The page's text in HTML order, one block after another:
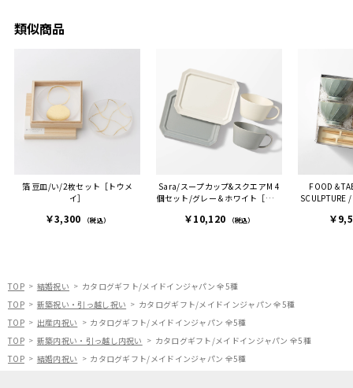
ちらも大変気に入ったと写
人にもお勧めしたいと感じ
ました。
また、こちら不注意でメー
登録してログインできなく
困った際にも、迅速に回答
連絡があり大変助かりまし
た。
す。
類似商品
箔 豆皿/い/2枚セット［トウメ
イ］
￥3,300 （税込）
Sara/スープカップ&スクエアM 4
個セット/グレー＆ホワイト［サク
￥10,120 （税込）
FOOD＆
SCULPTURE
￥
TOP 結婚祝い
カタログギフト/メイドインジャパン 全5種
TOP
新築祝い・引っ越し祝い
カタログギフト/メイドインジャパン 全5種
TOP
出産内祝い
カタログギフト/メイドインジャパン 全5種
TOP
新築内祝い・引っ越し内祝い
カタログギフト/メイドインジャパン 全5種
TOP
結婚内祝い カタログギフト/メイドインジャパン 全5種